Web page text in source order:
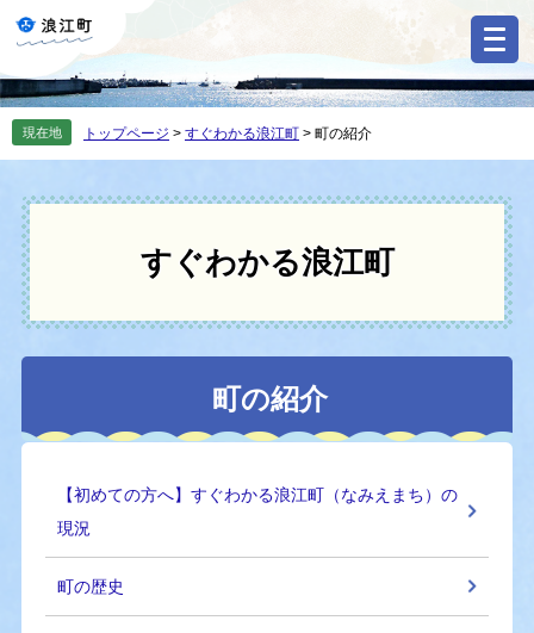
の
先
で
ー
を
ば
現在地 トップページ > すぐわかる浪江町 > 町の紹介
すぐわかる浪江町
本
町の紹介
【初めての方へ】すぐわかる浪江町（なみえまち）の
現況
町の歴史